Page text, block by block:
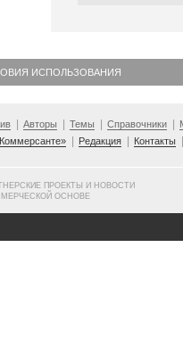
ИСПОЛЬЗОВАНИЯ
Авторы Темы Справочники
Редакция Контакты
ПРОЕКТЫ И НОВОСТИ
ОСНОВЕ